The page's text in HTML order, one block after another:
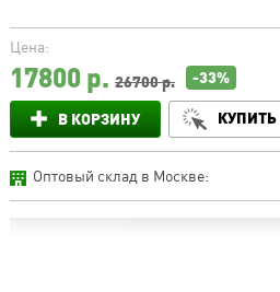
Цена:
17800р. 26700 р. -33%
В КОРЗИНУ КУПИТЬ
Оптовый склад в Москве: